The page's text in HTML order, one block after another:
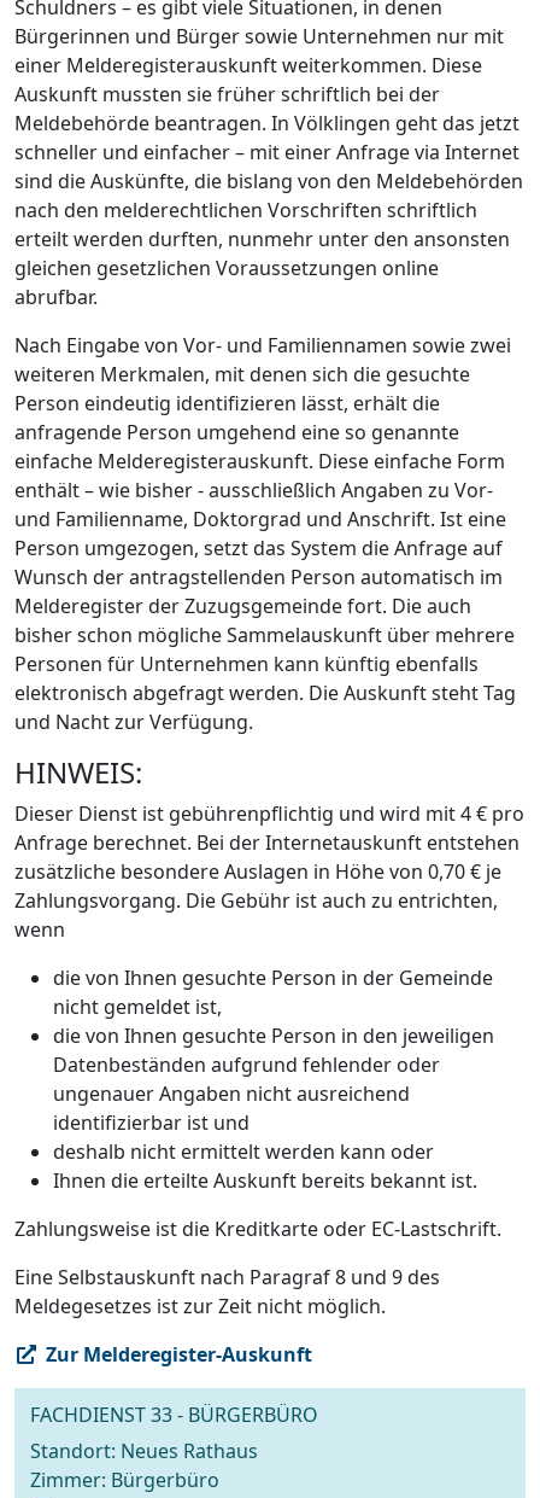
Schuldners – es gibt viele Situationen, in denen
Bürgerinnen und Bürger sowie Unternehmen nur mit
einer Melderegisterauskunft weiterkommen. Diese
Auskunft mussten sie früher schriftlich bei der
Meldebehörde beantragen. In Völklingen geht das jetzt
schneller und einfacher – mit einer Anfrage via Internet
sind die Auskünfte, die bislang von den Meldebehörden
nach den melderechtlichen Vorschriften schriftlich
erteilt werden durften, nunmehr unter den ansonsten
gleichen gesetzlichen Voraussetzungen online
abrufbar.
Nach Eingabe von Vor- und Familiennamen sowie zwei
weiteren Merkmalen, mit denen sich die gesuchte
Person eindeutig identifizieren lässt, erhält die
anfragende Person umgehend eine so genannte
einfache Melderegisterauskunft. Diese einfache Form
enthält – wie bisher - ausschließlich Angaben zu Vor-
und Familienname, Doktorgrad und Anschrift. Ist eine
Person umgezogen, setzt das System die Anfrage auf
Wunsch der antragstellenden Person automatisch im
Melderegister der Zuzugsgemeinde fort. Die auch
bisher schon mögliche Sammelauskunft über mehrere
Personen für Unternehmen kann künftig ebenfalls
elektronisch abgefragt werden. Die Auskunft steht Tag
und Nacht zur Verfügung.
HINWEIS:
Dieser Dienst ist gebührenpflichtig und wird mit 4 € pro
Anfrage berechnet. Bei der Internetauskunft entstehen
zusätzliche besondere Auslagen in Höhe von 0,70 € je
Zahlungsvorgang. Die Gebühr ist auch zu entrichten,
wenn
die von Ihnen gesuchte Person in der Gemeinde
nicht gemeldet ist,
die von Ihnen gesuchte Person in den jeweiligen
Datenbeständen aufgrund fehlender oder
ungenauer Angaben nicht ausreichend
identifizierbar ist und
deshalb nicht ermittelt werden kann oder
Ihnen die erteilte Auskunft bereits bekannt ist.
Zahlungsweise ist die Kreditkarte oder EC-Lastschrift.
Eine Selbstauskunft nach Paragraf 8 und 9 des
Meldegesetzes ist zur Zeit nicht möglich.
Zur Melderegister-Auskunft
FACHDIENST 33 - BÜRGERBÜRO
Standort: Neues Rathaus
Zimmer: Bürgerbüro